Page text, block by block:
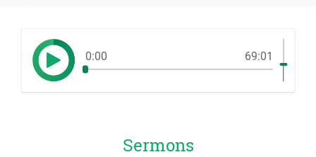
0:00 69:01
Sermons